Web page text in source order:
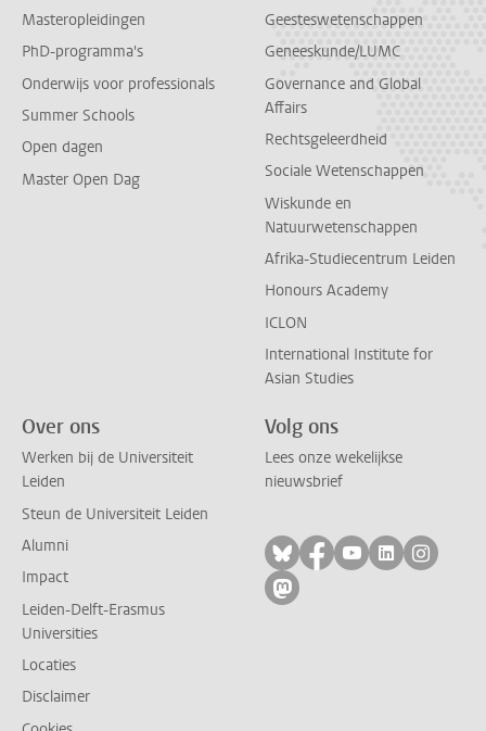
Masteropleidingen
PhD-programma's
Onderwijs voor professionals
Summer Schools
Open dagen
Master Open Dag
Geesteswetenschappen
Geneeskunde/LUMC
Governance and Global
Affairs
Rechtsgeleerdheid
Sociale Wetenschappen
Wiskunde en
Natuurwetenschappen
Afrika-Studiecentrum Leiden
Honours Academy
ICLON
International Institute for
Asian Studies
Over ons
Werken bij de Universiteit
Leiden
Steun de Universiteit Leiden
Alumni
Impact
Leiden-Delft-Erasmus
Universities
Locaties
Disclaimer
Volg ons
Lees onze wekelijkse
nieuwsbrief
Volg ons op bluesky
Volg ons op
Volg ons op
Volg ons
Volg
Volg ons op mastodon